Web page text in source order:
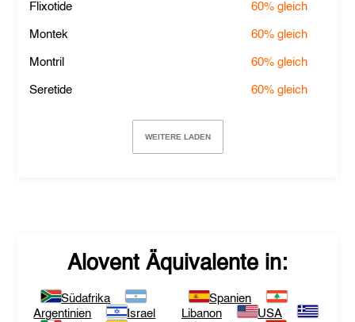
Flixotide 60% gleich
Montek 60% gleich
Montril 60% gleich
Seretide 60% gleich
WEITERE LADEN
Alovent Äquivalente in:
Südafrika
Argentinien
Israel
Spanien
Libanon
USA